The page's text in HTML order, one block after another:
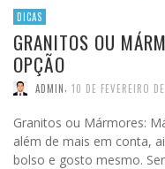
DICAS
GRANITOS OU
OPÇÃO
ADMIN 10 DE FEVEREIRO
Granitos ou Mármores:
além de mais em conta,
bolso e gosto mesmo.